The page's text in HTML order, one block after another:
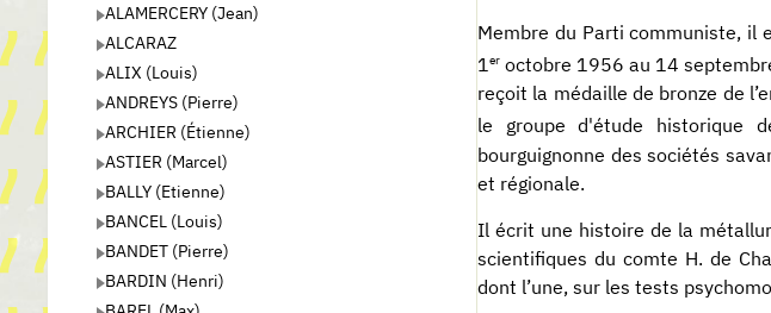
Membre du Parti communiste, il
1eroctobre 1956 au 14
reçoit la médaille de bronze de
le groupe d'étude historique
bourguignonne des sociétés
et régionale.
Il écrit une histoire de la
scientifiques du comte H. de
dont l’une, sur les tests
ALAMERCERY (Jean)
ALCARAZ
ALIX (Louis)
ANDREYS (Pierre)
ARCHIER (Étienne)
ASTIER (Marcel)
BALLY (Etienne)
BANCEL (Louis)
BANDET (Pierre)
BARDIN (Henri)